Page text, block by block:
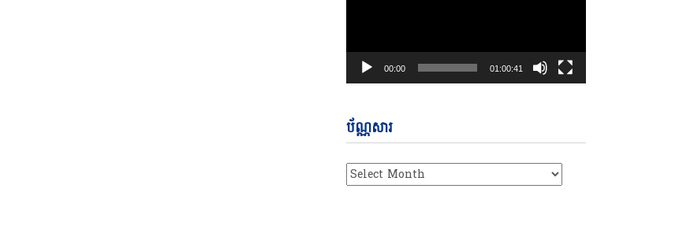
00:00 01:00:41
ប័ណ្ណសារ
ប័ណ្ណសារ